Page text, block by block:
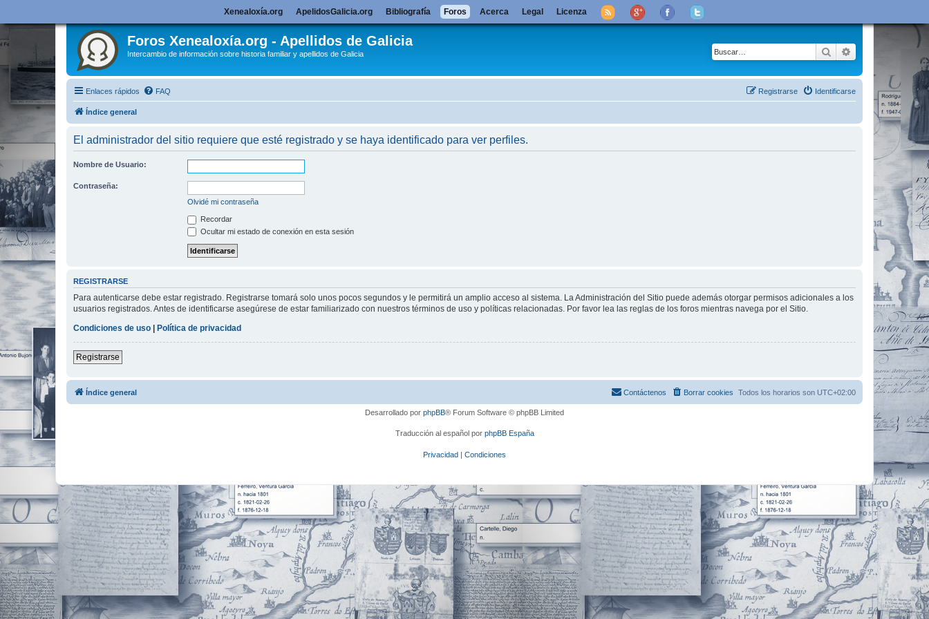
Foros Xenealoxía.org - Apellidos de Galicia
Intercambio de información sobre historia familiar y apellidos de Galicia Buscar Búsqueda
Enlaces rápidos FAQ Identificarse
Registrarse
Índice general
El administrador del sitio requiere que esté registrado y se haya identificado para ver perfiles.
Nombre de Usuario:
Contraseña:
Olvidé mi contraseña
Recordar
Ocultar mi estado de conexión en esta sesión
REGISTRARSE
Para autenticarse debe estar registrado. Registrarse tomará solo unos pocos segundos y le permitirá un amplio acceso al sistema. La Administración del Sitio puede además otorgar permisos adicionales a los
usuarios registrados. Antes de identificarse asegúrese de estar familiarizado con nuestros términos de uso y políticas relacionadas. Por favor lea las reglas de los foros mientras navega por el Sitio.
Condiciones de uso | Política de privacidad
Registrarse
Xenealoxía.org ApelidosGalicia.org Bibliografía Foros Acerca Legal Licenza
Índice general Todos los horarios son UTC+02:00
Borrar cookies
Contáctenos
Desarrollado por phpBB® Forum Software © phpBB Limited
Traducción al español por phpBB España
Privacidad | Condiciones